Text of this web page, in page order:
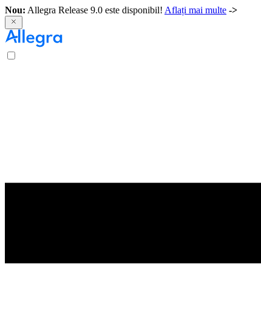
Nou: Allegra Release 9.0 este disponibil! Aflați mai multe ->